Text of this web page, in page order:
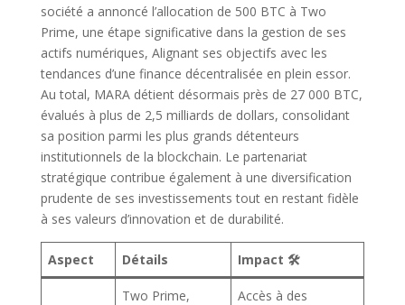
société a annoncé l’allocation de 500 BTC à Two
Prime, une étape significative dans la gestion de ses
actifs numériques, Alignant ses objectifs avec les
tendances d’une finance décentralisée en plein essor.
Au total, MARA détient désormais près de 27 000 BTC,
évalués à plus de 2,5 milliards de dollars, consolidant
sa position parmi les plus grands détenteurs
institutionnels de la blockchain. Le partenariat
stratégique contribue également à une diversification
prudente de ses investissements tout en restant fidèle
à ses valeurs d’innovation et de durabilité.
Aspect Détails Impact 🛠️
Two Prime,
Accès à des